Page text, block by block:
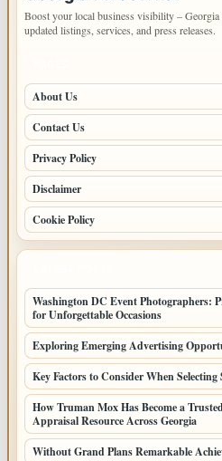
Boost your local business visibility –
updated listings, services, and press releases.
About Us
Contact Us
Privacy Policy
Disclaimer
Cookie Policy
Washington DC Event Photographers:
for Unforgettable Occasions
Exploring Emerging Advertising
Key Factors to Consider When
How Truman Mox Has Become a
Appraisal Resource Across Georgia
Without Grand Plans Remarkable